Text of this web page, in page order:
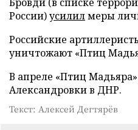
России)усилилмеры
Российские
уничтожают «Птиц
В апреле «Птиц Мадьяра»
Александровки в ДНР.
Текст: Алексей Дегтярёв